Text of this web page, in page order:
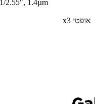
2.55", 1.4µm
אופטי x3